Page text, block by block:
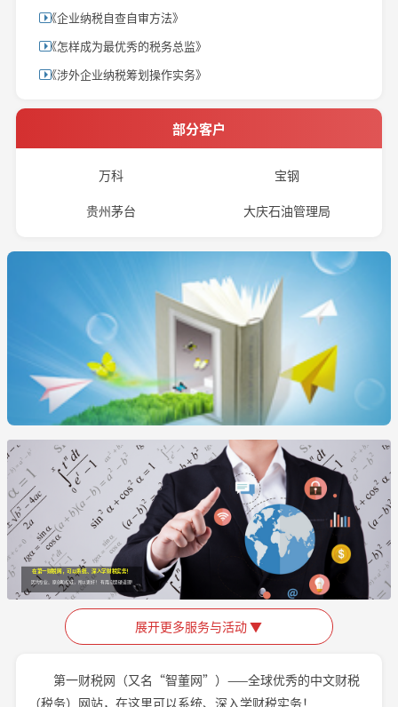
《企业纳税自查自审方法》
《怎样成为最优秀的税务总监》
《涉外企业纳税筹划操作实务》
部分客户
万科
宝钢
贵州茅台
大庆石油管理局
在第一财税网，可以系统、深入学财税实务！
因为专业、原创和权威，所以更好！ 有用,就是硬道理!
展开更多服务与活动 ▼
第一财税网（又名“智董网”）——全球优秀的中文财税
（税务）网站，在这里可以系统、深入学财税实务！